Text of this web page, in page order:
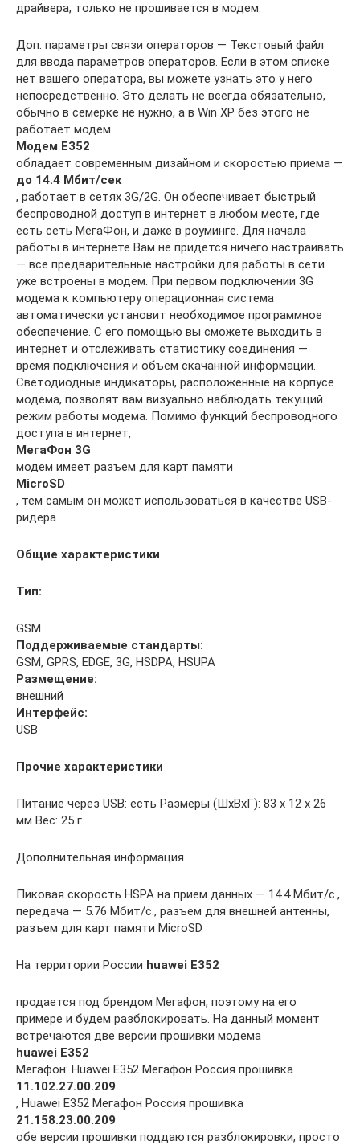
драйвера, только не прошивается в модем.
Доп. параметры связи операторов — Текстовый файл
для ввода параметров операторов. Если в этом списке
нет вашего оператора, вы можете узнать это у него
непосредственно. Это делать не всегда обязательно,
обычно в семёрке не нужно, а в Win XP без этого не
работает модем.
Модем E352
обладает современным дизайном и скоростью приема —
до 14.4 Мбит/сек
, работает в сетях 3G/2G. Он обеспечивает быстрый
беспроводной доступ в интернет в любом месте, где
есть сеть МегаФон, и даже в роуминге. Для начала
работы в интернете Вам не придется ничего настраивать
— все предварительные настройки для работы в сети
уже встроены в модем. При первом подключении 3G
модема к компьютеру операционная система
автоматически установит необходимое программное
обеспечение. С его помощью вы сможете выходить в
интернет и отслеживать статистику соединения —
время подключения и объем скачанной информации.
Светодиодные индикаторы, расположенные на корпусе
модема, позволят вам визуально наблюдать текущий
режим работы модема. Помимо функций беспроводного
доступа в интернет,
МегаФон 3G
модем имеет разъем для карт памяти
MicroSD
, тем самым он может использоваться в качестве USB-
ридера.
Общие характеристики
Тип:
GSM
Поддерживаемые стандарты:
GSM, GPRS, EDGE, 3G, HSDPA, HSUPA
Размещение:
внешний
Интерфейс:
USB
Прочие характеристики
Питание через USB: есть Размеры (ШxВxГ): 83 x 12 x 26
мм Вес: 25 г
Дополнительная информация
Пиковая скорость HSPA на прием данных — 14.4 Мбит/с.,
передача — 5.76 Мбит/с., разъем для внешней антенны,
разъем для карт памяти MicroSD
На территории России huawei E352
продается под брендом Мегафон, поэтому на его
примере и будем разблокировать. На данный момент
встречаются две версии прошивки модема
huawei E352
Мегафон: Huawei E352 Мегафон Россия прошивка
11.102.27.00.209
, Huawei E352 Мегафон Россия прошивка
21.158.23.00.209
обе версии прошивки поддаются разблокировки, просто